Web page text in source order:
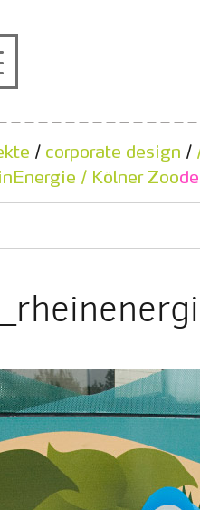
de | en
/ corporate design /
/ Kölner Zoo